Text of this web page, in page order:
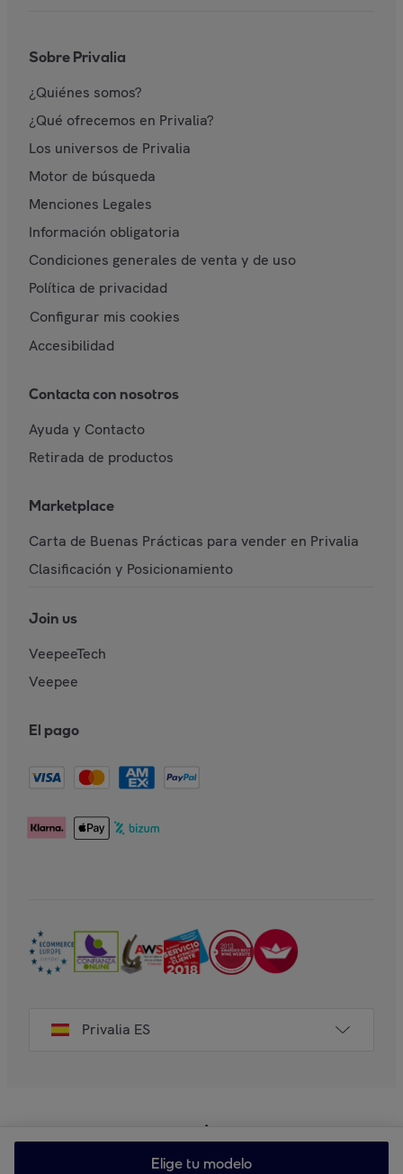
Elige tu modelo
Sobre Privalia
¿Quiénes somos?
¿Qué ofrecemos en Privalia?
Los universos de Privalia
Motor de búsqueda
Menciones Legales
Información obligatoria
Condiciones generales de venta y de uso
Política de privacidad
Configurar mis cookies
Accesibilidad
Contacta con nosotros
Ayuda y Contacto
Retirada de productos
Marketplace
Carta de Buenas Prácticas para vender en Privalia
Clasificación y Posicionamiento
Join us
VeepeeTech
Veepee
El pago
Privalia ES